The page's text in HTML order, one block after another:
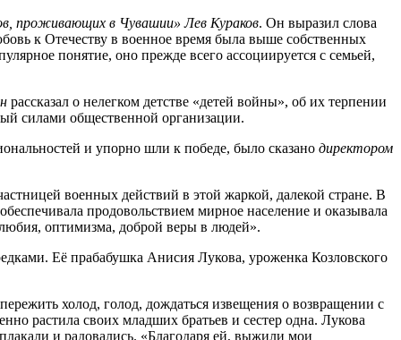
проживающих в Чувашии» Лев Кураков. Он выразил слова
к Отечеству в военное время была выше собственных
понятие, оно прежде всего ассоциируется с семьей,
рассказал о нелегком детстве «детей войны», об их терпении
силами общественной организации.
и упорно шли к победе, было сказано директором
военных действий в этой жаркой, далекой стране. В
продовольствием мирное население и оказывала
оптимизма, доброй веры в людей».
Её прабабушка Анисия Лукова, уроженка Козловского
холод, голод, дождаться извещения о возвращении с
растила своих младших братьев и сестер одна. Лукова
и радовались. «Благодаря ей, выжили мои